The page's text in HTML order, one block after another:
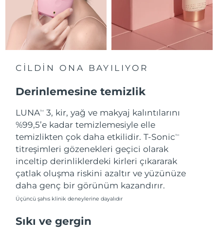
CİLDİN ONA BAYILIYOR
Derinlemesine temizlik
LUNATM
3, kir, yağ ve makyaj kalıntılarını
%99,5’e kadar temizlemesiyle elle
temizlikten çok daha etkilidir. T-SonicTM
titreşimleri gözenekleri geçici olarak
inceltip derinliklerdeki kirleri çıkararak
çatlak oluşma riskini azaltır ve yüzünüze
daha genç bir görünüm kazandırır.
Üçüncü şahıs klinik deneylerine dayalıdır
Sıkı ve gergin
Slovakya Tahmini teslim tarihi8/9/26
Slovenya Tahmini teslim tarihi8/9/26
Güney Afrika Tahmini teslim tarihi
Güney Kore Tahmini teslim tarihi
İspanya Tahmini teslim tarihi
İsveç Tahmini teslim tarihi
İsviçre Tahmini teslim tarihi
Tayvan Tahmini teslim tarihi
Tayland Tahmini teslim tarihi
Türkiye